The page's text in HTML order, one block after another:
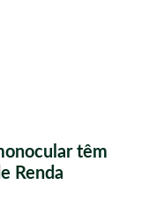
têm
Renda